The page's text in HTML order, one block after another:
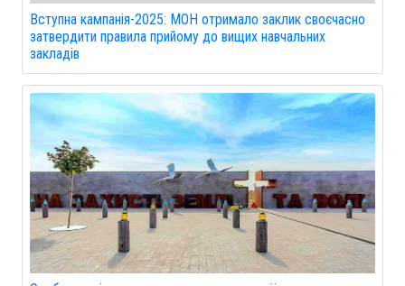
Вступна кампанія-2025: МОН отримало заклик своєчасно
затвердити правила прийому до вищих навчальних
закладів